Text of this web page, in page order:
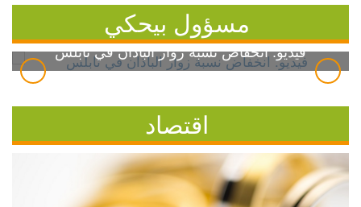
مسؤول بيحكي
فيديو: انخفاض نسبة زوار الباذان في نابلس
اقتصاد